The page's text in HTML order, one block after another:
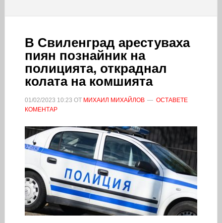
В Свиленград арестуваха
пиян познайник на
полицията, откраднал
колата на комшията
01/02/2023 10:23 ОТ МИХАИЛ МИХАЙЛОВ
ОСТАВЕТЕ
КОМЕНТАР